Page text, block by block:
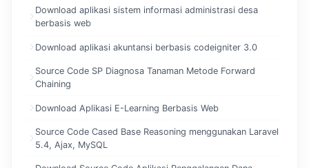
Download aplikasi sistem informasi administrasi desa
berbasis web
Download aplikasi akuntansi berbasis codeigniter 3.0
Source Code SP Diagnosa Tanaman Metode Forward
Chaining
Download Aplikasi E-Learning Berbasis Web
Source Code Cased Base Reasoning menggunakan Laravel
5.4, Ajax, MySQL